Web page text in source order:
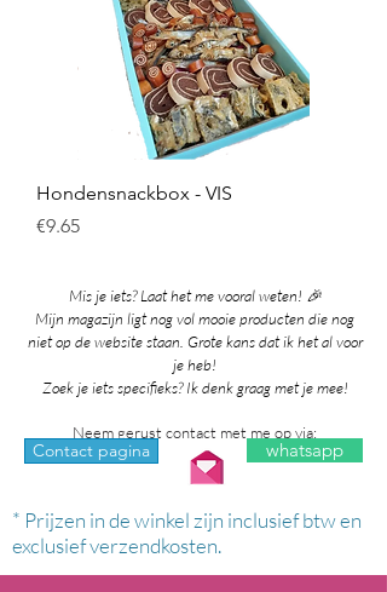
Hondensnackbox - VIS
Price
€9.65
Mis je iets? Laat het me vooral weten! 🎉
Mijn magazijn ligt nog vol mooie producten die nog
niet op de website staan. Grote kans dat ik het al voor
je heb!
Zoek je iets specifieks? Ik denk graag met je mee!
Neem gerust contact met me op via:
Contact pagina whatsapp
* Prijzen in de winkel zijn inclusief btw en
exclusief verzendkosten.